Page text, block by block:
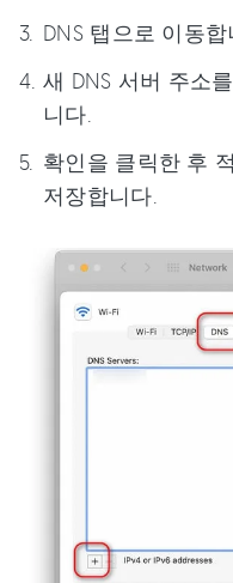
DNS 탭으로 이동합
새 DNS 서버 주소
니다.
확인을 클릭한 후
저장합니다.